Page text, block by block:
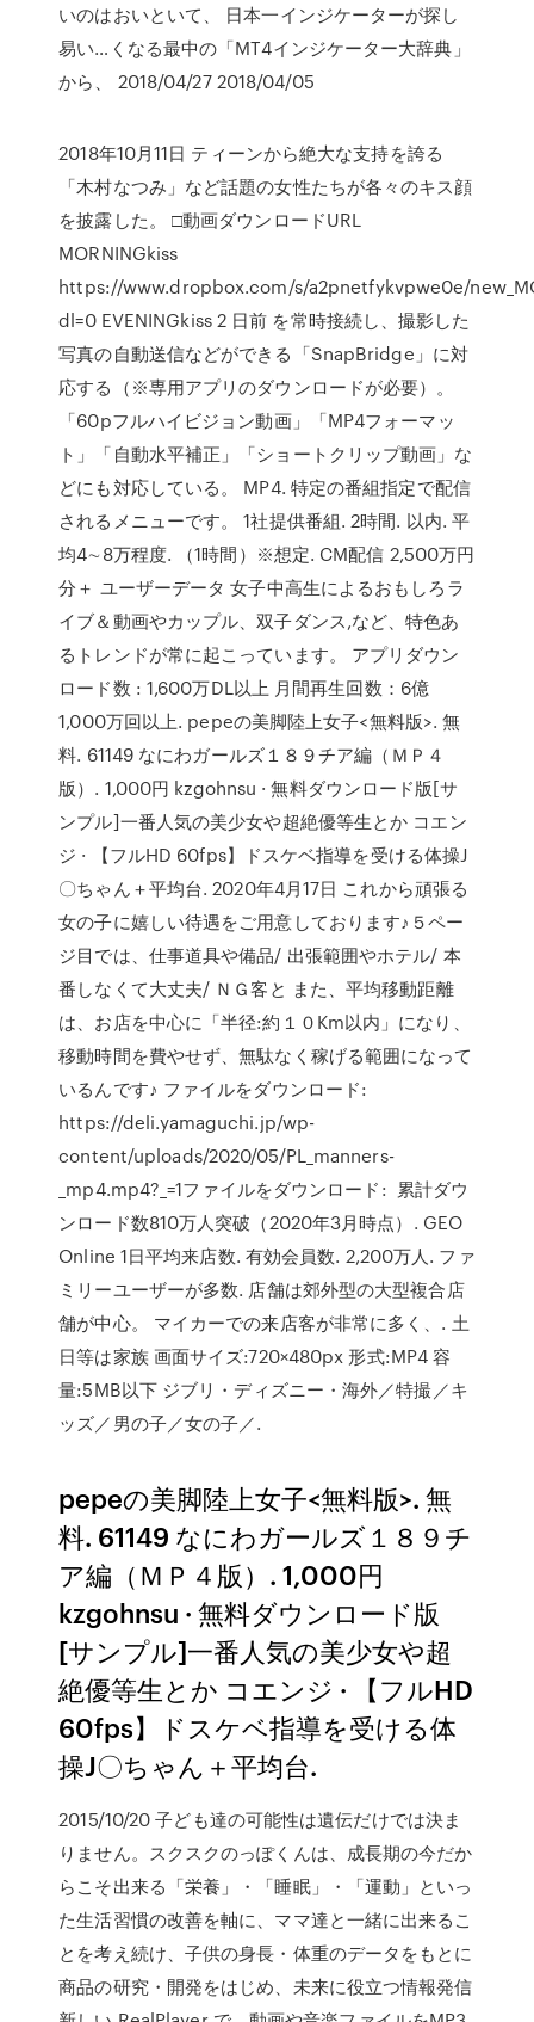
いのはおいといて、 日本一インジケーターが探し
易い…くなる最中の「MT4インジケーター大辞典」
から、 2018/04/27 2018/04/05
2018年10月11日 ティーンから絶大な支持を誇る
「木村なつみ」など話題の女性たちが各々のキス顔
を披露した。 □動画ダウンロードURL
MORNINGkiss
https://www.dropbox.com/s/a2pnetfykvpwe0e/
dl=0 EVENINGkiss 2 日前 を常時接続し、撮影した
写真の自動送信などができる「SnapBridge」に対
応する（※専用アプリのダウンロードが必要）。
「60pフルハイビジョン動画」「MP4フォーマッ
ト」「自動水平補正」「ショートクリップ動画」な
どにも対応している。 MP4. 特定の番組指定で配信
されるメニューです。 1社提供番組. 2時間. 以内. 平
均4∼8万程度. （1時間）※想定. CM配信 2,500万円
分＋ ユーザーデータ 女子中高生によるおもしろラ
イブ＆動画やカップル、双子ダンス,など、特色あ
るトレンドが常に起こっています。 アプリダウン
ロード数 : 1,600万DL以上 月間再生回数：6億
1,000万回以上. pepeの美脚陸上女子<無料版>. 無
料. 61149 なにわガールズ１８９チア編（ＭＰ４
版）. 1,000円 kzgohnsu · 無料ダウンロード版[サ
ンプル]一番人気の美少女や超絶優等生とか コエン
ジ · 【フルHD 60fps】ドスケベ指導を受ける体操J
〇ちゃん＋平均台. 2020年4月17日 これから頑張る
女の子に嬉しい待遇をご用意しております♪５ペー
ジ目では、仕事道具や備品/ 出張範囲やホテル/ 本
番しなくて大丈夫/ ＮＧ客と また、平均移動距離
は、お店を中心に「半径:約１０Km以内」になり、
移動時間を費やせず、無駄なく稼げる範囲になって
いるんです♪ ファイルをダウンロード:
https://deli.yamaguchi.jp/wp-
content/uploads/2020/05/PL_manners-
_mp4.mp4?_=1ファイルをダウンロード: 累計ダウ
ンロード数810万人突破（2020年3月時点）. GEO
Online 1日平均来店数. 有効会員数. 2,200万人. ファ
ミリーユーザーが多数. 店舗は郊外型の大型複合店
舗が中心。 マイカーでの来店客が非常に多く、. 土
日等は家族 画面サイズ:720×480px 形式:MP4 容
量:5MB以下 ジブリ・ディズニー・海外／特撮／キ
ッズ／男の子／女の子／.
pepeの美脚陸上女子<無料版>. 無
料. 61149 なにわガールズ１８９チ
ア編（ＭＰ４版）. 1,000円
kzgohnsu · 無料ダウンロード版
[サンプル]一番人気の美少女や超
絶優等生とか コエンジ · 【フルHD
60fps】ドスケベ指導を受ける体
操J〇ちゃん＋平均台.
2015/10/20 子ども達の可能性は遺伝だけでは決ま
りません。スクスクのっぽくんは、成長期の今だか
らこそ出来る「栄養」・「睡眠」・「運動」といっ
た生活習慣の改善を軸に、ママ達と一緒に出来るこ
とを考え続け、子供の身長・体重のデータをもとに
商品の研究・開発をはじめ、未来に役立つ情報発信